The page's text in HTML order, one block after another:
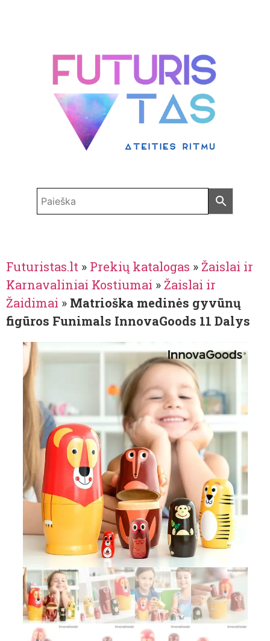
Futuristas.lt » Prekių katalogas » Žaislai ir
Karnavaliniai Kostiumai » Žaislai ir
Žaidimai » Matrioška medinės gyvūnų
figūros Funimals InnovaGoods 11 Dalys